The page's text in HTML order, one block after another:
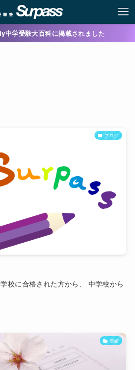
中学受験大百科に掲載されました
ブログ
校に合格された方から、 中学校から
実績